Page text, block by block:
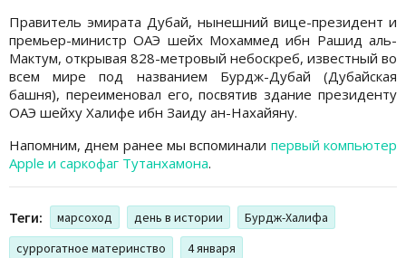
Правитель эмирата Дубай, нынешний вице-президент и
премьер-министр ОАЭ шейх Мохаммед ибн Рашид аль-
Мактум, открывая 828-метровый небоскреб, известный во
всем мире под названием Бурдж-Дубай (Дубайская
башня), переименовал его, посвятив здание президенту
ОАЭ шейху Халифе ибн Заиду ан-Нахайяну.
Напомним, днем ранее мы вспоминали первый компьютер
Apple и саркофаг Тутанхамона.
Теги: марсоход день в истории
Бурдж-Халифа
суррогатное материнство
4 января